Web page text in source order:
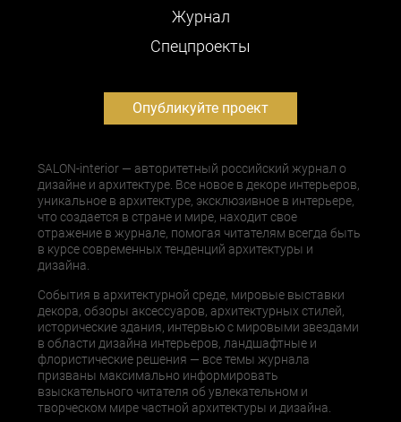
Журнал
Cпецпроекты
Опубликуйте проект
SALON-interior — авторитетный российский журнал о
дизайне и архитектуре. Все новое в декоре интерьеров,
уникальное в архитектуре, эксклюзивное в интерьере,
что создается в стране и мире, находит свое
отражение в журнале, помогая читателям всегда быть
в курсе современных тенденций архитектуры и
дизайна.
События в архитектурной среде, мировые выставки
декора, обзоры аксессуаров, архитектурных стилей,
исторические здания, интервью с мировыми звездами
в области дизайна интерьеров, ландшафтные и
флористические решения — все темы журнала
призваны максимально информировать
взыскательного читателя об увлекательном и
творческом мире частной архитектуры и дизайна.